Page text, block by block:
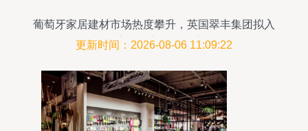
葡萄牙家居建材市场热度攀升，英国翠丰集团拟入
局开店拓展家具零售业务
更新时间：2026-08-06 11:09:22